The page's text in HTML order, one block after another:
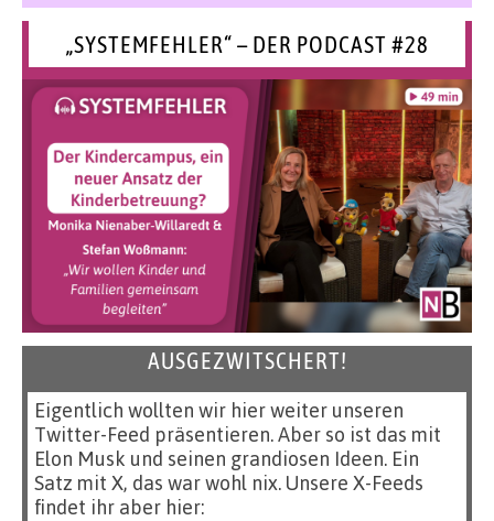
„SYSTEMFEHLER“ – DER PODCAST #28
AUSGEZWITSCHERT!
Eigentlich wollten wir hier weiter unseren
Twitter-Feed präsentieren. Aber so ist das mit
Elon Musk und seinen grandiosen Ideen. Ein
Satz mit X, das war wohl nix. Unsere X-Feeds
findet ihr aber hier: